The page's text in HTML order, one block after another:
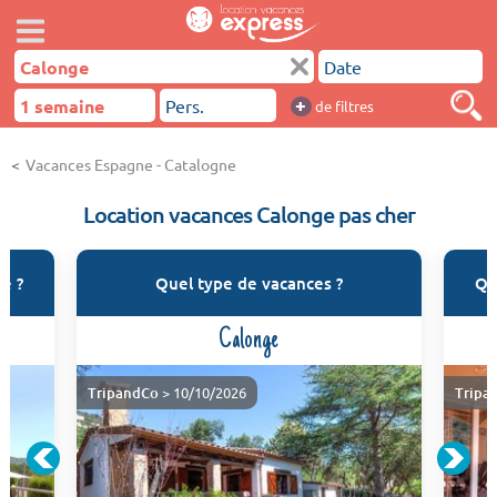
+ de filtres
Vacances Espagne - Catalogne
Location vacances Calonge pas cher
? Quel type de vacances ?
Calonge
TripandCo > 10/10/2026